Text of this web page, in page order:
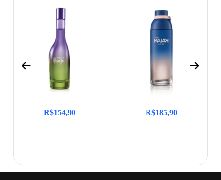
R$154,90 R$185,90